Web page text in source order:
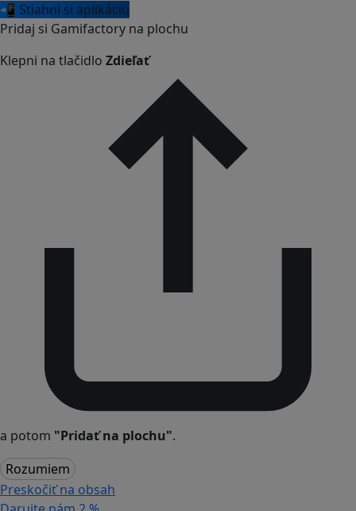
📲 Stiahni si aplikáciu
Pridaj si Gamifactory na plochu
Klepni na tlačidlo Zdieľať
a potom "Pridať na plochu".
Rozumiem
Preskočiť na obsah